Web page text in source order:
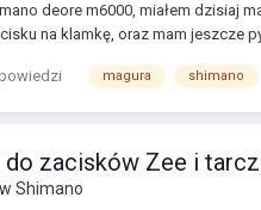
deore m6000, miałem dzisiaj
na klamkę, oraz mam jeszcze
magura shimano
zacisków Zee i tarcz
Shimano